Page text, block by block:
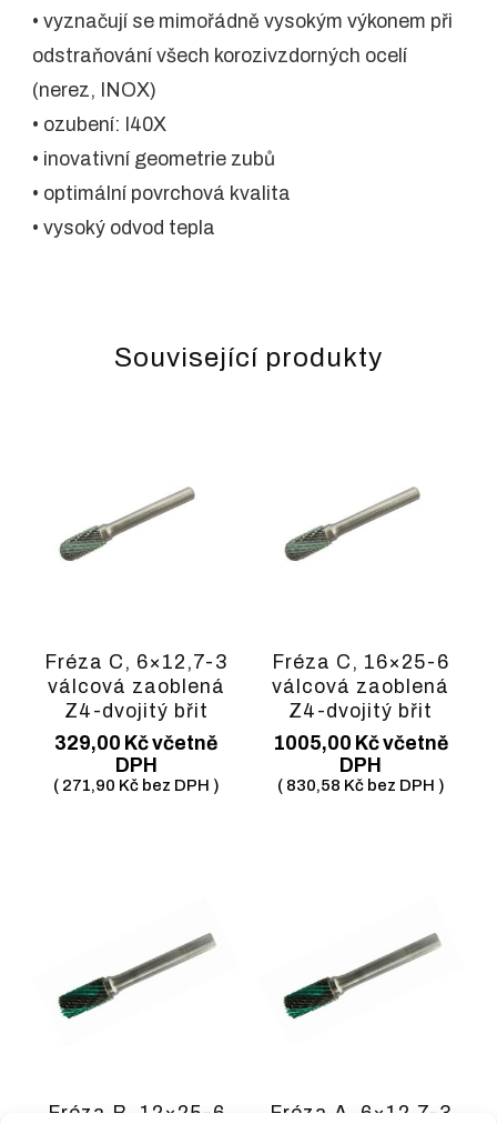
• vyznačují se mimořádně vysokým výkonem při
odstraňování všech korozivzdorných ocelí
(nerez, INOX)
• ozubení: I40X
• inovativní geometrie zubů
• optimální povrchová kvalita
• vysoký odvod tepla
Související produkty
Fréza C, 6×12,7-3
válcová zaoblená
Z4-dvojitý břit
329,00 Kčvčetně
DPH
( 271,90 Kčbez DPH )
Fréza C, 16×25-6
válcová zaoblená
Z4-dvojitý břit
1005,00 Kčvčetně
DPH
( 830,58 Kčbez DPH )
Fréza B, 12×25-6 Fréza A, 6×12,7-3